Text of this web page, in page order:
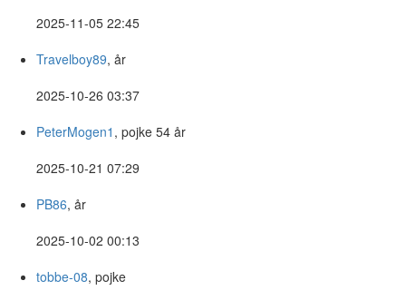
2025-11-05 22:45
Travelboy89, år
2025-10-26 03:37
PeterMogen1 , pojke 54 år
2025-10-21 07:29
PB86, år
2025-10-02 00:13
tobbe-08, pojke